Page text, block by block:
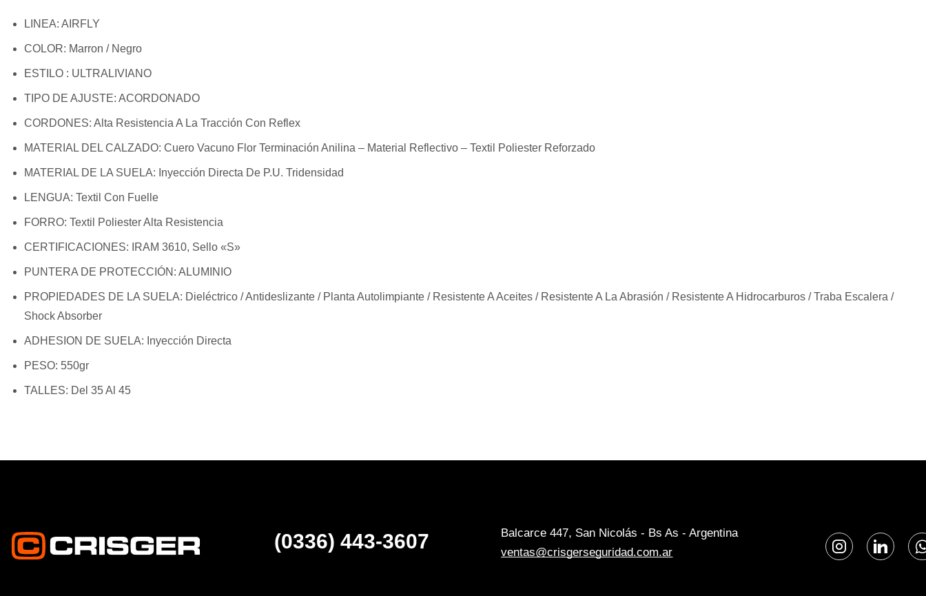
LINEA: AIRFLY
COLOR: Marron / Negro
ESTILO : ULTRALIVIANO
TIPO DE AJUSTE: ACORDONADO
CORDONES: Alta Resistencia A La Tracción Con Reflex
MATERIAL DEL CALZADO: Cuero Vacuno Flor Terminación Anilina – Material Reflectivo – Textil Poliester Reforzado
MATERIAL DE LA SUELA: Inyección Directa De P.U. Tridensidad
LENGUA: Textil Con Fuelle
FORRO: Textil Poliester Alta Resistencia
CERTIFICACIONES: IRAM 3610, Sello «S»
PUNTERA DE PROTECCIÓN: ALUMINIO
PROPIEDADES DE LA SUELA: Dieléctrico / Antideslizante / Planta Autolimpiante / Resistente A Aceites / Resistente A La Abrasión / Resistente A Hidrocarburos / Traba Escalera /
Shock Absorber
ADHESION DE SUELA: Inyección Directa
PESO: 550gr
TALLES: Del 35 Al 45
(0336) 443-3607
Balcarce 447, San Nicolás - Bs As - Argentina
ventas@crisgerseguridad.com.ar